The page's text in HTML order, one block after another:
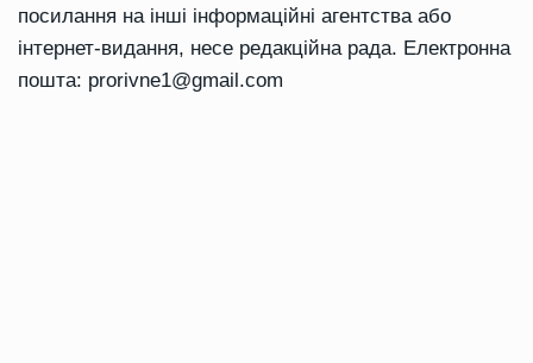
посилання на інші інформаційні агентства або
інтернет-видання, несе редакційна рада. Електронна
пошта: prorivne1@gmail.com